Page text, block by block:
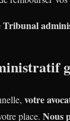
Tribunal
votre
place. Nous